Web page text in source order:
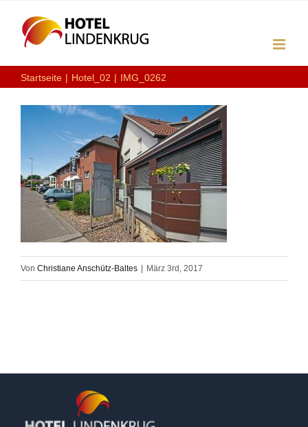
Inhalt
Startseite Hotel_02 IMG_0262
Von Christiane Anschütz-Baltes März 3rd, 2017